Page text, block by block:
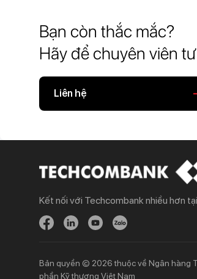
Bạn còn thắc mắc?
Hãy để chuyên viên
Liên hệ
Khách hàng cá nhân
Chi tiêu
Vay
Khách
Kết nối với Techcombank nhiều hơn
Bản quyền © 2026 thuộc về Ngân hàng
phần Kỹ thương Việt Nam